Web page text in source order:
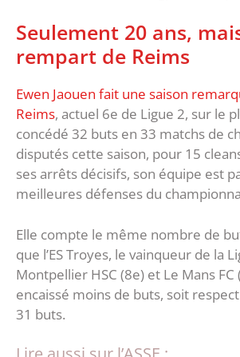
Seulement 20 ans,
rempart de Reims
Ewen Jaouen fait une saison
Reims, actuel 6e de Ligue 2, sur le
concédé 32 buts en 33 matchs de
disputés cette saison, pour 15
ses arrêts décisifs, son équipe est
meilleures défenses du
Elle compte le même nombre de
que l’ES Troyes, le vainqueur de la
Montpellier HSC (8e) et Le Mans FC
encaissé moins de buts, soit
31 buts.